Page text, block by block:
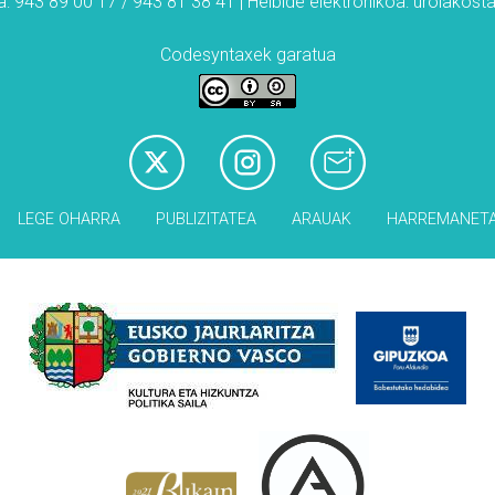
Codesyntaxek garatua
LEGE OHARRA PUBLIZITATEA ARAUAK